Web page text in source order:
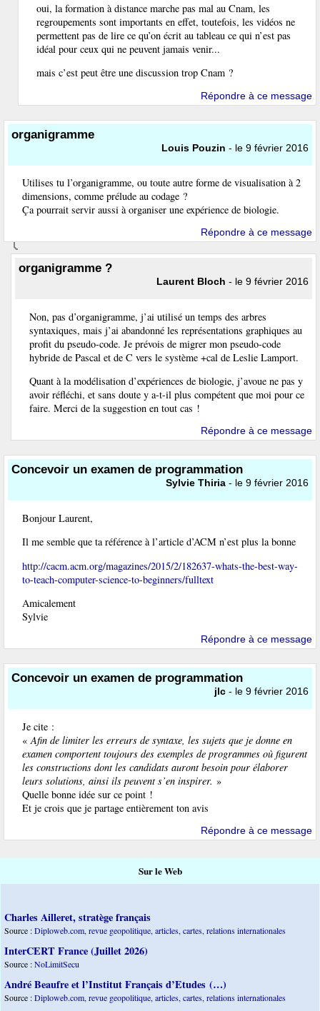
oui, la formation à distance marche pas mal au Cnam, les
regroupements sont importants en effet, toutefois, les vidéos ne
permettent pas de lire ce qu’on écrit au tableau ce qui n’est pas
idéal pour ceux qui ne peuvent jamais venir...
mais c’est peut être une discussion trop Cnam ?
Répondre à ce message
organigramme
Louis Pouzin - le 9 février 2016
Utilises tu l’organigramme, ou toute autre forme de visualisation à 2
dimensions, comme prélude au codage ?
Ça pourrait servir aussi à organiser une expérience de biologie.
Répondre à ce message
organigramme ?
Laurent Bloch - le 9 février 2016
Non, pas d’organigramme, j’ai utilisé un temps des arbres
syntaxiques, mais j’ai abandonné les représentations graphiques au
profit du pseudo-code. Je prévois de migrer mon pseudo-code
hybride de Pascal et de C vers le système +cal de Leslie Lamport.
Quant à la modélisation d’expériences de biologie, j’avoue ne pas y
avoir réfléchi, et sans doute y a-t-il plus compétent que moi pour ce
faire. Merci de la suggestion en tout cas !
Répondre à ce message
Concevoir un examen de programmation
Sylvie Thiria - le 9 février 2016
Bonjour Laurent,
Il me semble que ta référence à l’article d’ACM n’est plus la bonne
http://cacm.acm.org/magazines/2015/2/182637-whats-the-best-way-
to-teach-computer-science-to-beginners/fulltext
Amicalement
Sylvie
Répondre à ce message
Concevoir un examen de programmation
jlc - le 9 février 2016
Je cite :
«Afin de limiter les erreurs de syntaxe, les sujets que je donne en
examen comportent toujours des exemples de programmes où figurent
les constructions dont les candidats auront besoin pour élaborer
leurs solutions, ainsi ils peuvent s’en inspirer. »
Quelle bonne idée sur ce point !
Et je crois que je partage entièrement ton avis
Répondre à ce message
Sur le Web
Charles Ailleret, stratège français
Source :Diploweb.com, revue geopolitique, articles, cartes, relations internationales
InterCERT France (Juillet 2026)
Source :NoLimitSecu
André Beaufre et l’Institut Français d’Etudes (…)
Source :Diploweb.com, revue geopolitique, articles, cartes, relations internationales